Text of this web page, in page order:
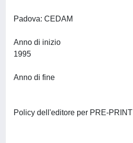
Anno di inizio
Anno di fine
Policy dell'editore per PRE-PRINT